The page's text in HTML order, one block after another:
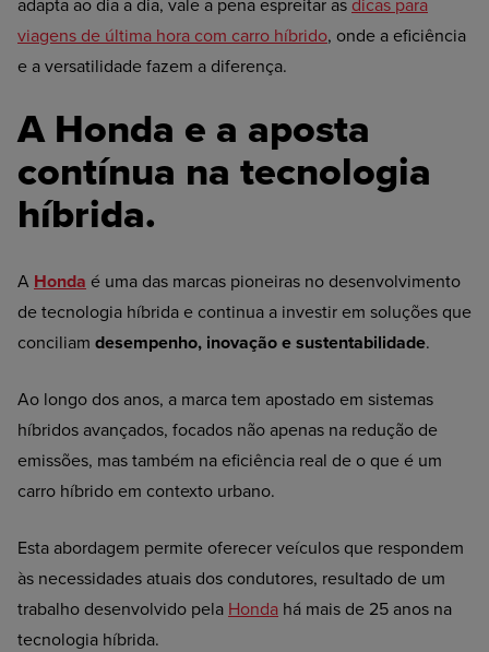
adapta ao dia a dia, vale a pena espreitar as dicas para
viagens de última hora com carro híbrido, onde a eficiência
e a versatilidade fazem a diferença.
A Honda e a aposta
contínua na tecnologia
híbrida.
A Honda é uma das marcas pioneiras no desenvolvimento
de tecnologia híbrida e continua a investir em soluções que
conciliam desempenho, inovação e sustentabilidade.
Ao longo dos anos, a marca tem apostado em sistemas
híbridos avançados, focados não apenas na redução de
emissões, mas também na eficiência real de o que é um
carro híbrido em contexto urbano.
Esta abordagem permite oferecer veículos que respondem
às necessidades atuais dos condutores, resultado de um
trabalho desenvolvido pela Honda há mais de 25 anos na
tecnologia híbrida.